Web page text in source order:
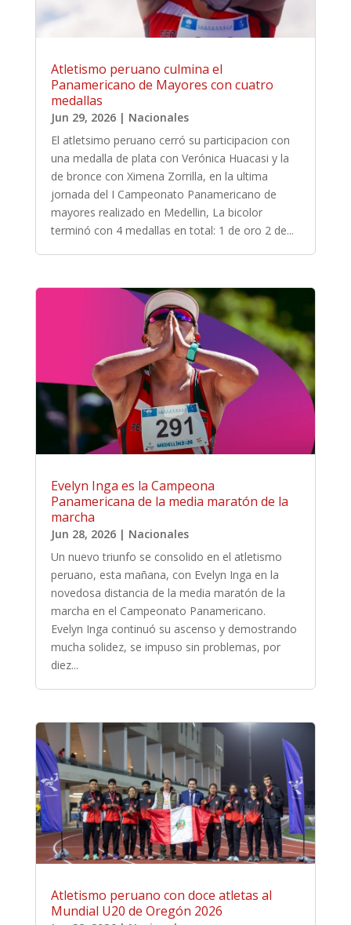
Atletismo peruano culmina el
Panamericano de Mayores con cuatro
medallas
Jun 29, 2026| Nacionales
El atletsimo peruano cerró su participacion con
una medalla de plata con Verónica Huacasi y la
de bronce con Ximena Zorrilla, en la ultima
jornada del I Campeonato Panamericano de
mayores realizado en Medellin, La bicolor
terminó con 4 medallas en total: 1 de oro 2 de...
Evelyn Inga es la Campeona
Panamericana de la media maratón de la
marcha
Jun 28, 2026| Nacionales
Un nuevo triunfo se consolido en el atletismo
peruano, esta mañana, con Evelyn Inga en la
novedosa distancia de la media maratón de la
marcha en el Campeonato Panamericano.
Evelyn Inga continuó su ascenso y demostrando
mucha solidez, se impuso sin problemas, por
diez...
Atletismo peruano con doce atletas al
Mundial U20 de Oregón 2026